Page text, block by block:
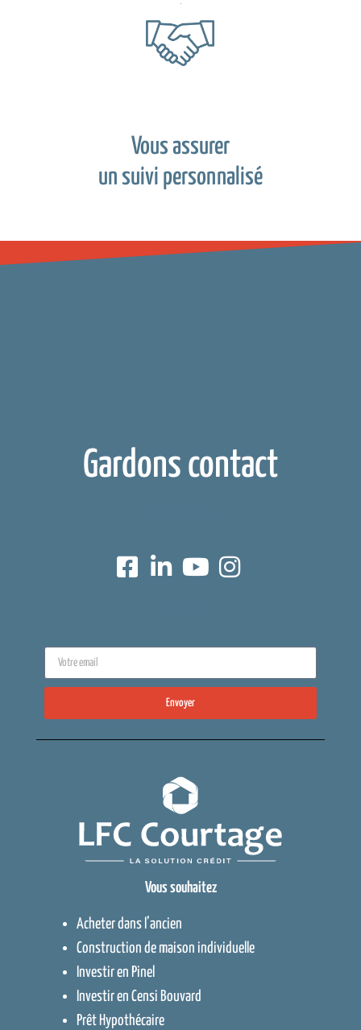
Vous assurer
un suivi personnalisé
Gardons contact
Envoyer
Vous souhaitez
Acheter dans l’ancien
Construction de maison individuelle
Investir en Pinel
Investir en Censi Bouvard
Prêt Hypothécaire